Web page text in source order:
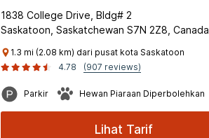
1838 College Drive, Bldg# 2
Saskatoon, Saskatchewan S7N 2Z8, Canada
1.3 mi (2.08 km) dari pusat kota Saskatoon
4.78
(907 reviews)
Parkir Hewan Piaraan Diperbolehkan
Lihat Tarif